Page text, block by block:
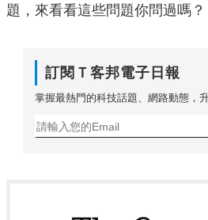
題，來看看這些問題你問過嗎？
訂閱Ｔ客邦電子日報
掌握最熱門的科技話題、網路動態，